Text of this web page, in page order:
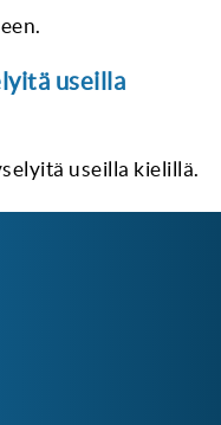
useilla
useilla kielillä.